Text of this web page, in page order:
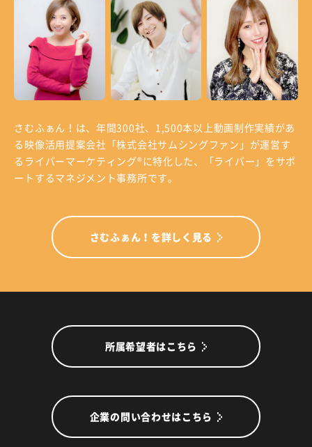
さむふぁん！は、年間300社、1,500本以上動画制作実績があ
る 映像活用提案会社「株式会社サムシングファン」が運営す
る ライバーマーケティング®に特化した、「ライバー」をサポ
ートするマネジメント事務所です。
さむふぁん！を詳しく見る
所属希望者はこちら
企業の問い合わせはこちら